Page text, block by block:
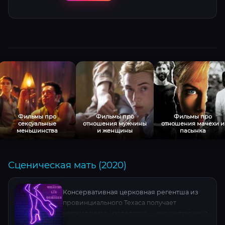
Фильмы про
сексуальные
меньшинства
Фильмы про
отношения мужчины
и женщины
Фильмы про
отношения мачехи и
пасынка
Сценическая мать (2020)
Консервативная церковная регентша из
провинциального Техаса получает